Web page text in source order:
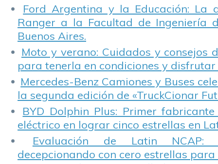
Ford Argentina y la Educación: La
Ranger a la Facultad de Ingeniería
Buenos Aires.
Moto y verano: Cuidados y consejos
para tenerla en condiciones y disfrutar
Mercedes-Benz Camiones y Buses
la segunda edición de «TruckCionar
BYD Dolphin Plus: Primer
eléctrico en lograr cinco estrellas en
Evaluación de Latin NCAP:
decepcionando con cero estrellas para